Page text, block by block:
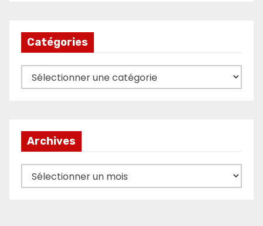
Catégories
Catégories
Archives
Archives